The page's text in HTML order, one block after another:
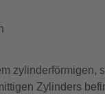
Zylinders